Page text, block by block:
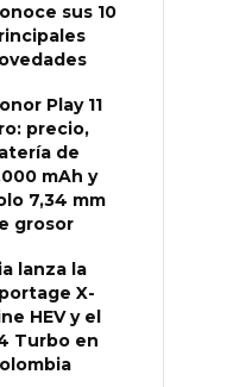
sus 10
Play 11
precio,
de
mAh y
7,34 mm
grosor
lanza la
X-
HEV y el
Turbo en